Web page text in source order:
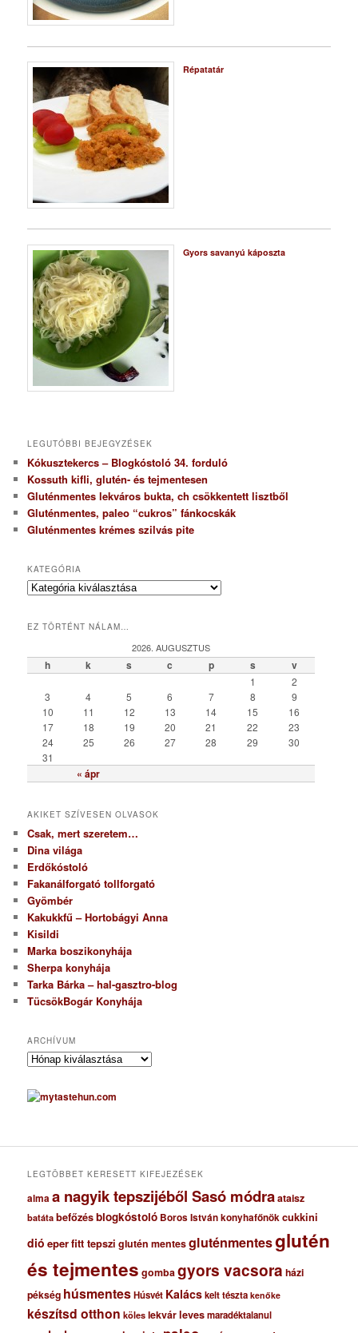
Répatatár
Gyors savanyú káposzta
LEGUTÓBBI BEJEGYZÉSEK
Kókusztekercs – Blogkóstoló 34. forduló
Kossuth kifli, glutén- és tejmentesen
Gluténmentes lekváros bukta, ch csökkentett lisztből
Gluténmentes, paleo “cukros” fánkocskák
Gluténmentes krémes szilvás pite
KATEGÓRIA
K
e
r
EZ TÖRTÉNT NÁLAM…
2026. AUGUSZTUS
h k s c p s v
« ápr
1
2
3
4 5 6 7 8
9
10
11 12 13 14 15
16
17
18 19 20 21 22
23
24
25 26 27 28 29
30
31
AKIKET SZÍVESEN OLVASOK
Csak, mert szeretem…
Dina világa
Erdőkóstoló
Fakanálforgató tollforgató
Gyömbér
Kakukkfű – Hortobágyi Anna
Kisildi
Marka boszikonyhája
Sherpa konyhája
Tarka Bárka – hal-gasztro-blog
TücsökBogár Konyhája
ARCHÍVUM
A
c
h
u
LEGTÖBBET KERESETT KIFEJEZÉSEK
almaa nagyik tepszijéből Sasó módraataisz
batáta befőzésblogkóstoló Boros István konyhafőnökcukkini
dió eperfitt tepszi glutén mentesgluténmentesglutén
és tejmentes gombagyors vacsora házi
pékség húsmentesHúsvét Kalácskelt tészta kenőke
készítsd otthon köles lekvárlevesmaradéktalanul